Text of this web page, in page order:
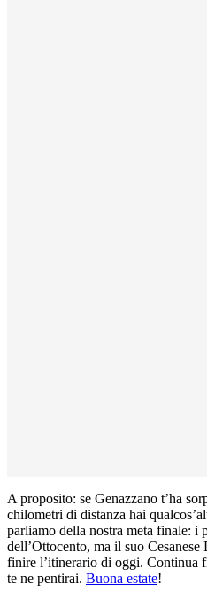
A proposito: se Genazzano t’ha
chilometri di distanza hai
parliamo della nostra meta finale: i
dell’Ottocento, ma il suo
finire l’itinerario di oggi. Continua
te ne pentirai. Buona estate!